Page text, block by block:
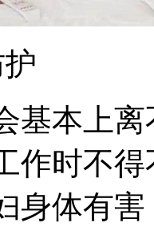
本上离
作时不
身体有